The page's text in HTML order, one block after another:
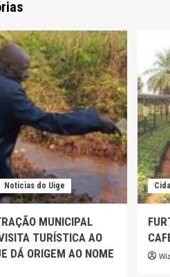
Noticias do Uige
MUNICIPAL
TURÍSTICA AO
DÁ ORIGEM AO NOME